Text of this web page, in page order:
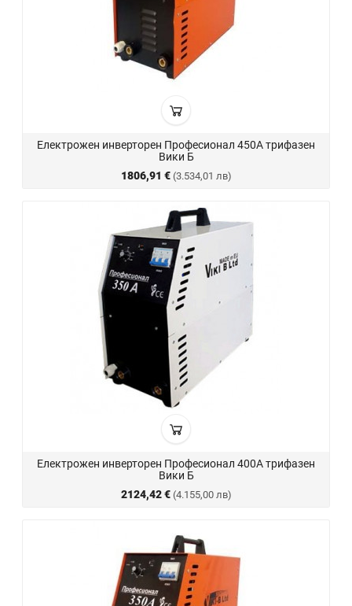
Електрожен инверторен Професионал 450А трифазен
Вики Б
1806,91 € (3.534,01 лв)
Електрожен инверторен Професионал 400А трифазен
Вики Б
2124,42 € (4.155,00 лв)